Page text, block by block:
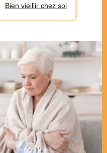
Bien vieillir chez soi